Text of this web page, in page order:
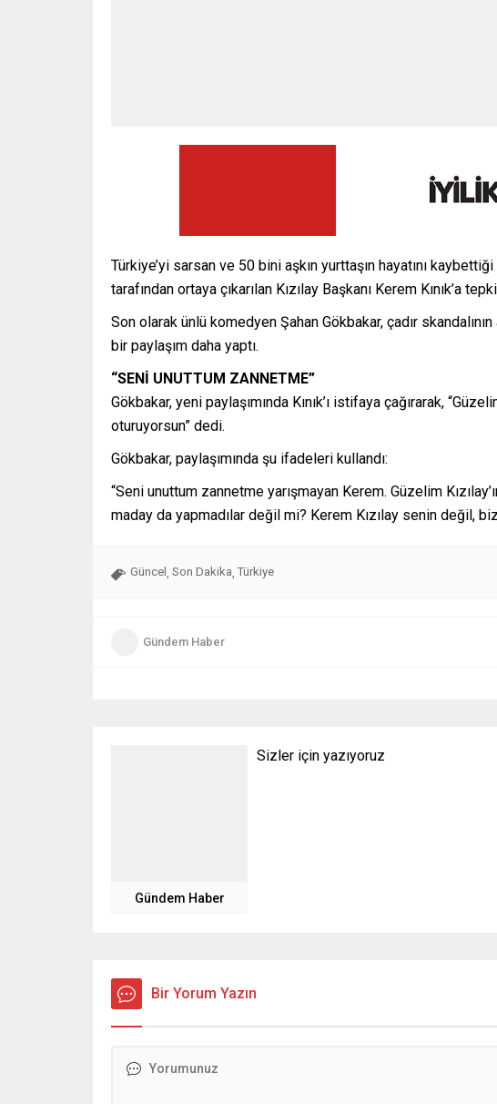
Türkiye’yi sarsan ve 50 bini aşkın yurttaşın hayatını
tarafından ortaya çıkarılan Kızılay Başkanı Kerem Kınık’a
Son olarak ünlü komedyen Şahan Gökbakar, çadır
bir paylaşım daha yaptı.
“SENİ UNUTTUM ZANNETME”
Gökbakar, yeni paylaşımında Kınık’ı istifaya çağırarak,
oturuyorsun” dedi.
Gökbakar, paylaşımında şu ifadeleri kullandı:
“Seni unuttum zannetme yarışmayan Kerem. Güzelim
maday da yapmadılar değil mi? Kerem Kızılay senin değil,
Güncel Son Dakika Türkiye
Gündem Haber
Gündem Haber
Sizler için yazıyoruz
Bir Yorum Yazın